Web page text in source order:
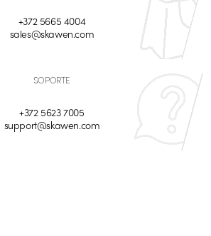
+372 5665 4004
sales@skawen.com
SOPORTE
+372 5623 7005
support@skawen.com